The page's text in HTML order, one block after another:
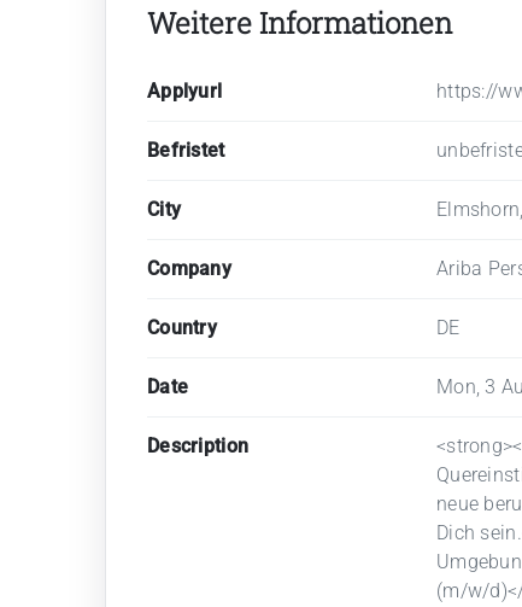
Weitere Informationen
Applyurl https://
Befristet
City
Company Ariba
Country DE
Date Mon, 3
Description
neue
Dich
(m/w/